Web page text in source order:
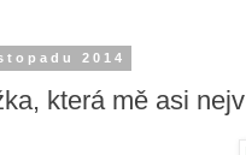
2014
která mě asi